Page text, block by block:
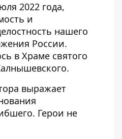
2022 года,
и
нашего
России.
в Храме святого
выражает
Герои не